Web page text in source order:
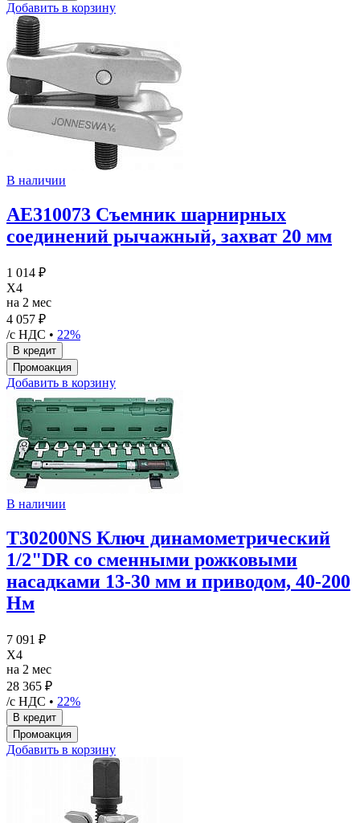
Добавить в корзину
В наличии
AE310073 Съемник шарнирных
соединений рычажный, захват 20 мм
1 014 ₽
X4
на 2 мес
4 057 ₽
/с НДС • 22%
Добавить в корзину
В наличии
T30200NS Ключ динамометрический
1/2"DR со сменными рожковыми
насадками 13-30 мм и приводом, 40-200
Нм
7 091 ₽
X4
на 2 мес
28 365 ₽
/с НДС • 22%
Добавить в корзину